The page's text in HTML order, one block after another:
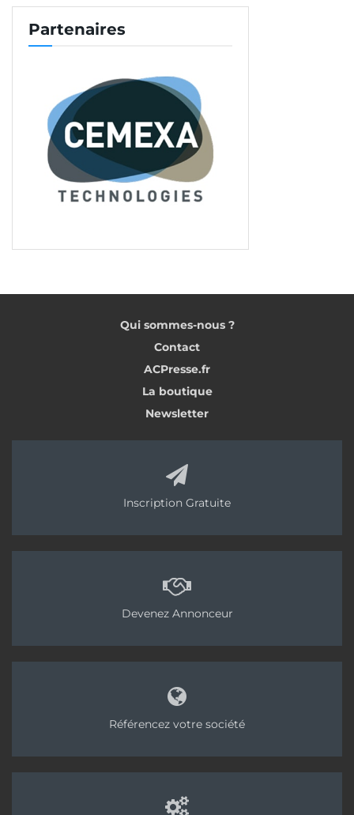
Partenaires
Qui sommes-nous ?
Contact
ACPresse.fr
La boutique
Newsletter
Inscription Gratuite
Devenez Annonceur
Référencez votre société